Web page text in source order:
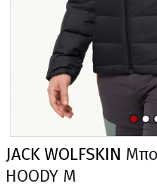
JACK WOLFSKIN
HOODY M